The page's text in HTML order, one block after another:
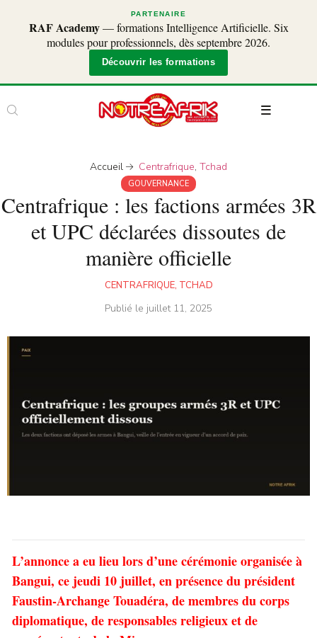
PARTENAIRE
RAF Academy— formations Intelligence Artificielle. Six
modules pour professionnels, dès septembre 2026.
Découvrir les formations
Accueil Centrafrique,Tchad
GOUVERNANCE
Centrafrique : les factions armées 3R
et UPC déclarées dissoutes de
manière officielle
CENTRAFRIQUE, TCHAD
Publié le juillet 11, 2025
L’annonce a eu lieu lors d’une cérémonie organisée à
Bangui, ce jeudi 10 juillet, en présence du président
Faustin-Archange Touadéra, de membres du corps
diplomatique, de responsables religieux et de